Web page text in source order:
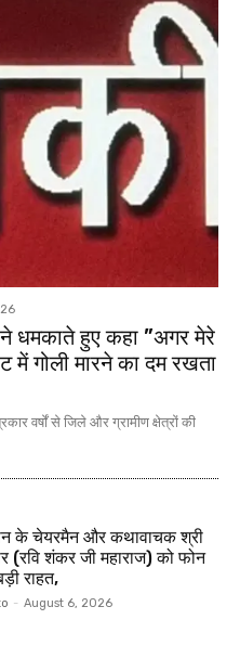
धमकाते हुए कहा ”अगर मेरे
में गोली मारने का दम रखता
वर्षों से जिले और ग्रामीण क्षेत्रों की
के चेयरमैन और कथावाचक श्री
(रवि शंकर जी महाराज) को फोन
राहत,
- August 6, 2026